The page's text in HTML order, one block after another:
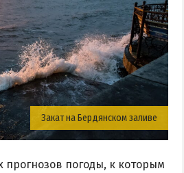
Закат на Бердянском заливе
прогнозов погоды, к которым